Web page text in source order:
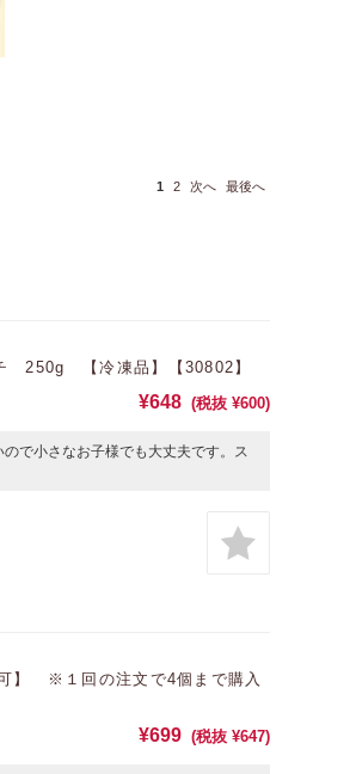
1 2 次へ 最後へ
250g 【冷凍品】【30802】
¥648 (税抜 ¥600)
で小さなお子様でも大丈夫です。ス
】 ※１回の注文で4個まで購入
¥699 (税抜 ¥647)